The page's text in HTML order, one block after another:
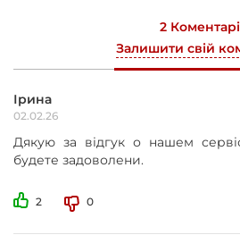
2 Коментарі
Залишити свій
Ірина
02.02.26
Дякую за відгук о нашем
будете задоволени.
2 0